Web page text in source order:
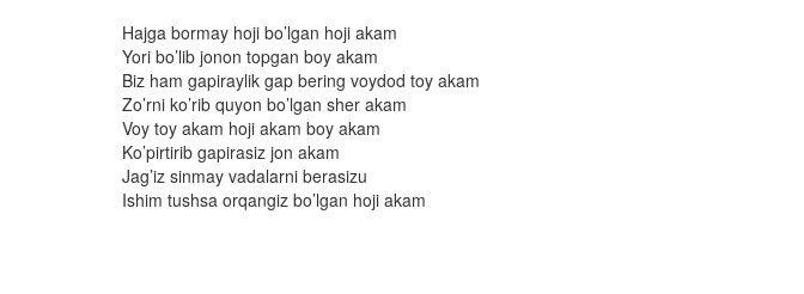
Hajga bormay hoji bo’lgan hoji akam
Yori bo’lib jonon topgan boy akam
Biz ham gapiraylik gap bering voydod toy akam
Zo’rni ko’rib quyon bo’lgan sher akam
Voy toy akam hoji akam boy akam
Ko’pirtirib gapirasiz jon akam
Jag’iz sinmay vadalarni berasizu
Ishim tushsa orqangiz bo’lgan hoji akam